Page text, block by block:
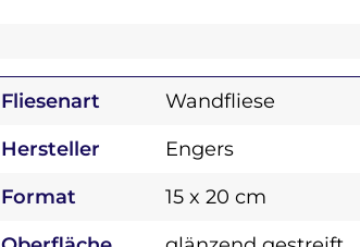
Fliesenart
Wandfliese
Hersteller
Engers
Format
15 x 20 cm